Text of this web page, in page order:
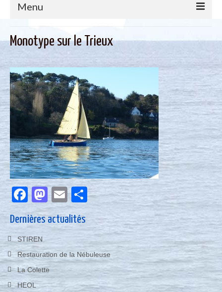
Menu
construction : le métier de charpentier de marine
Restauration de bateaux bois
Nous contacter
Actualités
Monotype sur le Trieux
Facebook
Mastodon
EmailPartager
Dernières actualités
STIREN
Restauration de la Nébuleuse
La Colette
HEOL